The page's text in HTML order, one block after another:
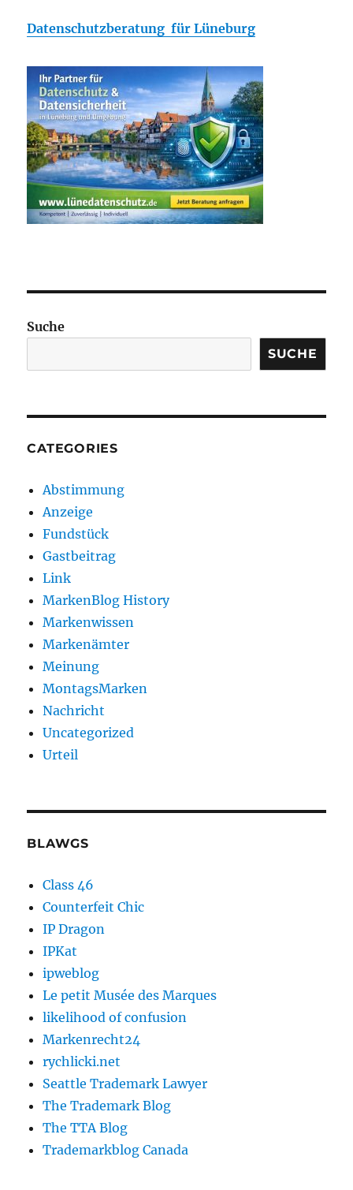
Datenschutzberatung für Lüneburg
Suche
SUCHE
CATEGORIES
Abstimmung
Anzeige
Fundstück
Gastbeitrag
Link
MarkenBlog History
Markenwissen
Markenämter
Meinung
MontagsMarken
Nachricht
Uncategorized
Urteil
BLAWGS
Class 46
Counterfeit Chic
IP Dragon
IPKat
ipweblog
Le petit Musée des Marques
likelihood of confusion
Markenrecht24
rychlicki.net
Seattle Trademark Lawyer
The Trademark Blog
The TTA Blog
Trademarkblog Canada